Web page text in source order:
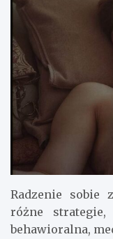
Radzenie sobie
różne
behawioralna,